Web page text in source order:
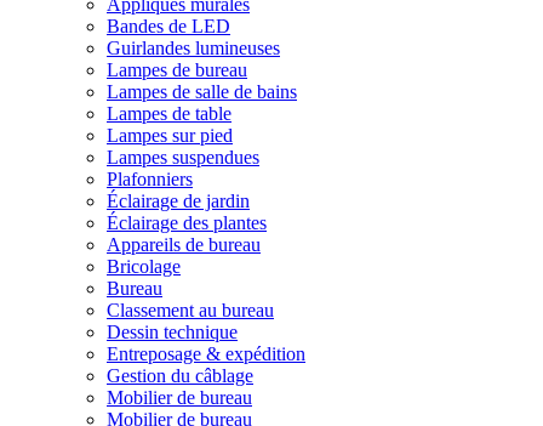
Appliques murales
Bandes de LED
Guirlandes lumineuses
Lampes de bureau
Lampes de salle de bains
Lampes de table
Lampes sur pied
Lampes suspendues
Plafonniers
Éclairage de jardin
Éclairage des plantes
Appareils de bureau
Bricolage
Bureau
Classement au bureau
Dessin technique
Entreposage & expédition
Gestion du câblage
Mobilier de bureau
Mobilier de bureau